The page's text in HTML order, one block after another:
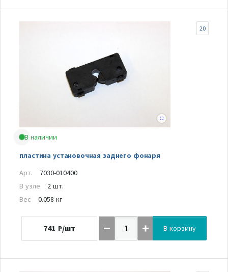
В наличии
пластина установочная заднего фонаря
20
Арт.
7030-010400
В узле
2 шт.
Вес
0.058 кг
741 ₽/шт В корзину